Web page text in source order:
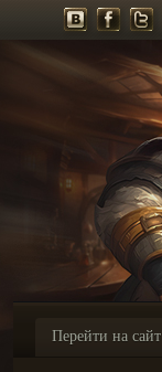
Перейти на сайт